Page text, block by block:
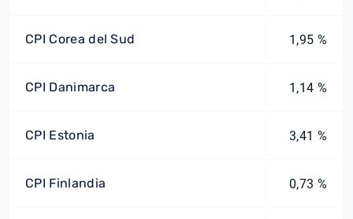
CPI Corea del Sud 1,95 %
CPI Danimarca 1,14 %
CPI Estonia 3,41 %
CPI Finlandia 0,73 %